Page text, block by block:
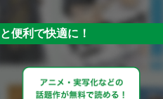
便利で快適に！